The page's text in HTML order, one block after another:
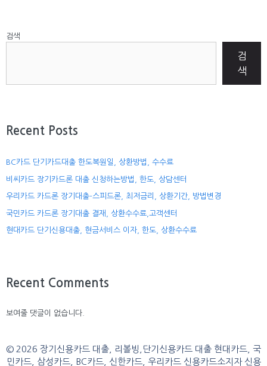
검색
검
색
Recent Posts
BC카드 단기카드대출 한도복원일, 상환방법, 수수료
비씨카드 장기카드론 대출 신청하는방법, 한도, 상담센터
우리카드 카드론 장기대출-스피드론, 최저금리, 상환기간, 방법변경
국민카드 카드론 장기대출 결재, 상환수수료,고객센터
현대카드 단기신용대출, 현금서비스 이자, 한도, 상환수수료
Recent Comments
보여줄 댓글이 없습니다.
© 2026 장기신용카드 대출, 리볼빙,단기신용카드 대출 현대카드, 국
민카드, 삼성카드, BC카드, 신한카드, 우리카드 신용카드소지자 신용